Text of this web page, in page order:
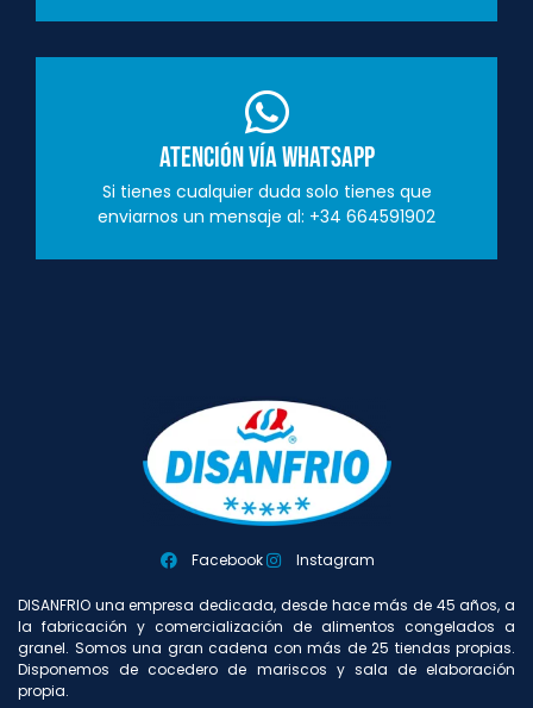
Atención vía Whatsapp
Si tienes cualquier duda solo tienes que
enviarnos un mensaje al: +34 664591902
Facebook Instagram
DISANFRIO una empresa dedicada, desde hace más de 45 años, a
la fabricación y comercialización de alimentos congelados a
granel. Somos una gran cadena con más de 25 tiendas propias.
Disponemos de cocedero de mariscos y sala de elaboración
propia.